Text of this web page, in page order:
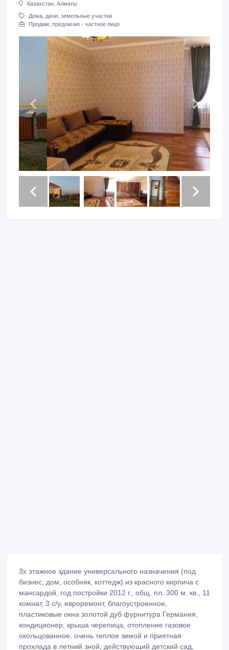
Казахстан, Алматы
Дома, дачи, земельные участки
Продам, предлагаю - частное лицо
3х этажное здание универсального назначения (под
бизнес, дом, особняк, коттедж) из красного кирпича с
мансардой, год постройки 2012 г., общ. пл. 300 м. кв., 11
комнат, 3 с/у, евроремонт, благоустроенное,
пластиковые окна золотой дуб фурнитура Германия,
кондиционер, крыша черепица, отопление газовое
окольцованное, очень теплое зимой и приятная